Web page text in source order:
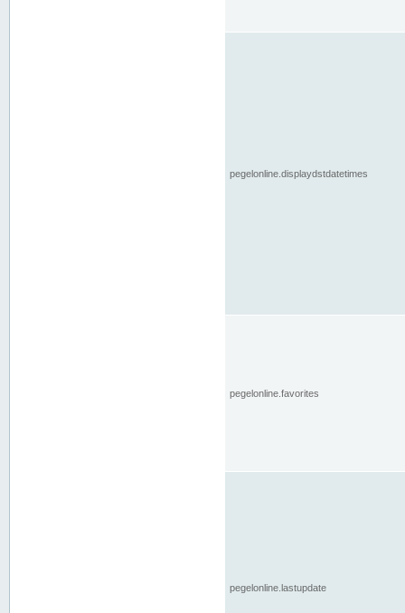
pegelonline.displaydstdatetimes
pegelonline.favorites
pegelonline.lastupdate